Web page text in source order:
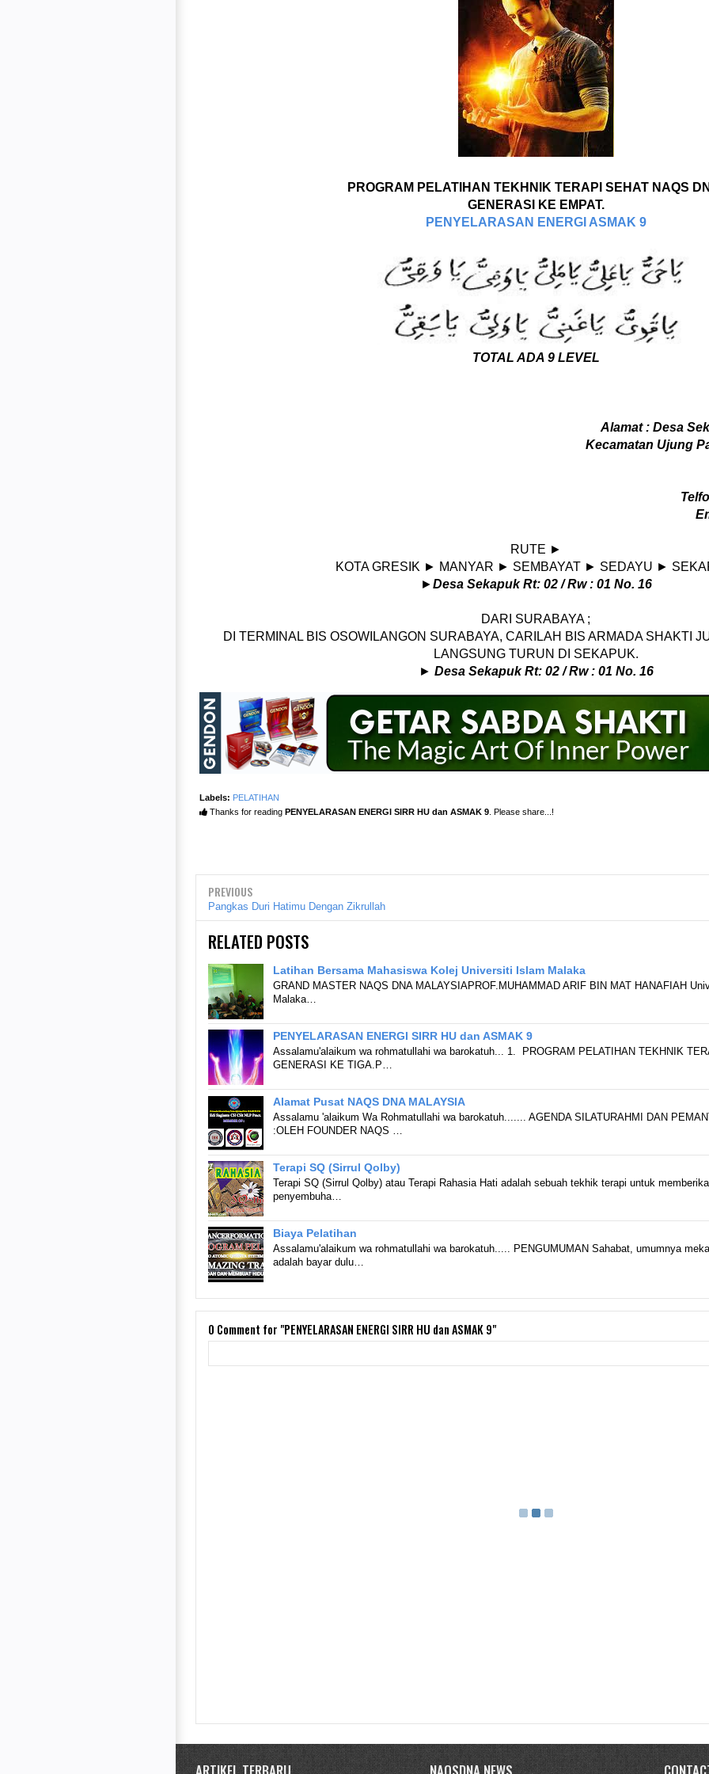
PROGRAM PELATIHAN TEKHNIK TERAPI SEHAT NAQS
GENERASI KE EMPAT.
PENYELARASAN ENERGI ASMAK 9
TOTAL ADA 9 LEVEL
Alamat : Desa
Kecamatan Ujung
RUTE ►
KOTA GRESIK ► MANYAR ► SEMBAYAT ► SEDAYU ►
►Desa Sekapuk Rt: 02 / Rw : 01 No. 16
DARI SURABAYA ;
DI TERMINAL BIS OSOWILANGON SURABAYA, CARILAH BIS ARMADA SHAKTI
LANGSUNG TURUN DI SEKAPUK.
► Desa Sekapuk Rt: 02 / Rw : 01 No. 16
Labels: PELATIHAN
Thanks for reading PENYELARASAN ENERGI SIRR HU dan ASMAK 9 . Please share...!
PREVIOUS
Pangkas Duri Hatimu Dengan Zikrullah
RELATED POSTS
Latihan Bersama Mahasiswa Kolej Universiti Islam Malaka
GRAND MASTER NAQS DNA MALAYSIAPROF.MUHAMMAD ARIF BIN MAT HANAFIAH
Malaka…
PENYELARASAN ENERGI SIRR HU dan ASMAK 9
Assalamu'alaikum wa rohmatullahi wa barokatuh... 1. PROGRAM PELATIHAN TEKHNIK
GENERASI KE TIGA.P…
Alamat Pusat NAQS DNA MALAYSIA
Assalamu 'alaikum Wa Rohmatullahi wa barokatuh....... AGENDA SILATURAHMI DAN
:OLEH FOUNDER NAQS …
Terapi SQ (Sirrul Qolby)
Terapi SQ (Sirrul Qolby) atau Terapi Rahasia Hati adalah sebuah tekhik terapi untuk
penyembuha…
Biaya Pelatihan
Assalamu'alaikum wa rohmatullahi wa barokatuh..... PENGUMUMAN Sahabat, umumnya
adalah bayar dulu…
0 Comment for "PENYELARASAN ENERGI SIRR HU dan ASMAK 9"